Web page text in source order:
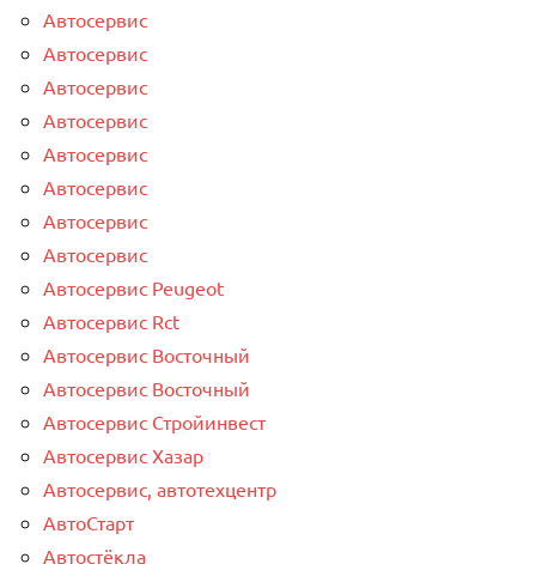
Автосервис
Автосервис
Автосервис
Автосервис
Автосервис
Автосервис
Автосервис
Автосервис
Автосервис Peugeot
Автосервис Rct
Автосервис Восточный
Автосервис Восточный
Автосервис Стройинвест
Автосервис Хазар
Автосервис, автотехцентр
АвтоСтарт
Автостёкла